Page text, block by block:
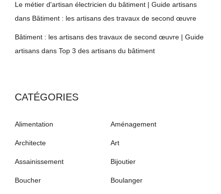
Le métier d'artisan électricien du bâtiment | Guide artisans
dans Bâtiment : les artisans des travaux de second œuvre
Bâtiment : les artisans des travaux de second œuvre | Guide
artisans dans Top 3 des artisans du bâtiment
CATÉGORIES
Alimentation Aménagement
Architecte Art
Assainissement Bijoutier
Boucher Boulanger